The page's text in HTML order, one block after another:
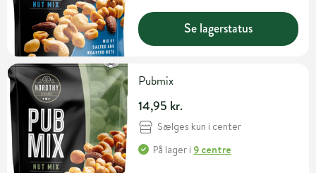
Se lagerstatus
Pubmix
14,95 kr.
Sælges kun i center
På lager i 9 centre